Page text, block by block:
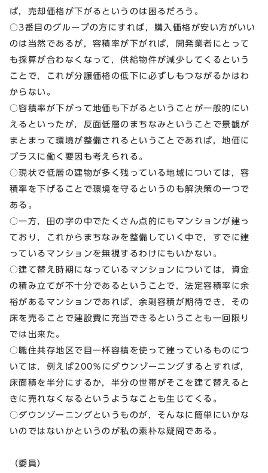
ば，売却価格が下がるというのは困るだろう。
○3番目のグループの方にすれば，購入価格が安い方がいい
のは当然であるが，容積率が下がれば，開発業者にとって
も採算が合わなくなって，供給物件が減少してくるという
ことで，これが分譲価格の低下に必ずしもつながるかはわ
からない。
○容積率が下がって地価も下がるということが一般的にい
えるといったが，反面低層のまちなみということで景観が
まとまって環境が整備されるということであれば，地価に
プラスに働く要因も考えられる。
○現状で低層の建物が多く残っている地域については，容
積率を下げることで環境を守るというのも解決策の一つで
ある。
○一方，田の字の中でたくさん点的にもマンションが建っ
ており，これからまちなみを整備していく中で，すでに建
っているマンションを無視するわけにもいかない。
○建て替え時期になっているマンションについては，資金
の積み立てが不十分であるということで，法定容積率に余
裕があるマンションであれば，余剰容積が期待でき，その
床を売ることで建設費に充当できるということも一回限り
では出来た。
○職住共存地区で目一杯容積を使って建っているものにつ
いては，例えば200％にダウンゾーニングするとすれば，
床面積を半分にするか，半分の世帯がそこを建て替えると
きに売れなくなるというようなことも生じてくる。
○ダウンゾーニングというものが，そんなに簡単にいかな
いのではないかというのが私の素朴な疑問である。
（委員）